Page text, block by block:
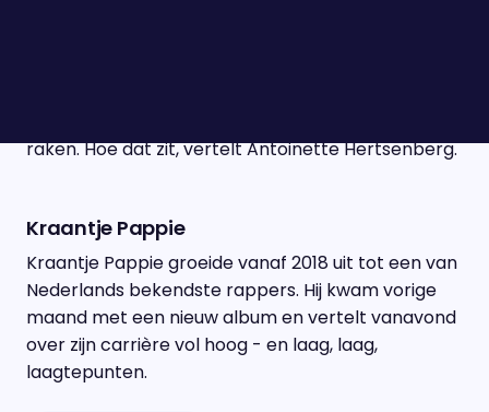
raken. Hoe dat zit, vertelt Antoinette Hertsenberg.
Kraantje Pappie
Kraantje Pappie groeide vanaf 2018 uit tot een van
Nederlands bekendste rappers. Hij kwam vorige
maand met een nieuw album en vertelt vanavond
over zijn carrière vol hoog - en laag, laag,
laagtepunten.